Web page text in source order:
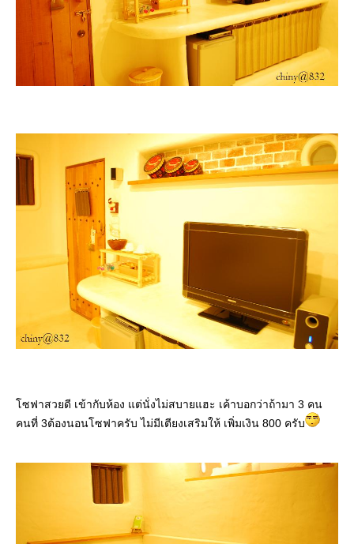
ซฟาสวยดี เข้ากับห้อง แต่นั่งไม่สบายแฮะ เค้าบอกว่าถ้ามา 3 คน
คนที่ 3ต้องนอนโซฟาครับ ไม่มีเตียงเสริมให้ เพิ่มเงิน 800 ครับ